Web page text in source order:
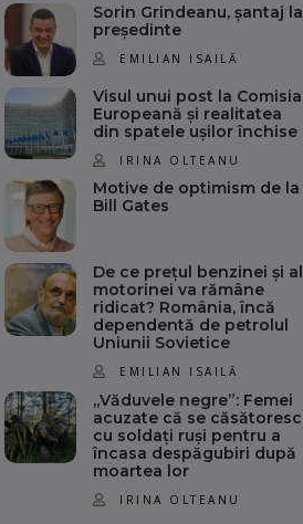
Sorin Grindeanu, șantaj la
președinte
EMILIAN ISAILĂ
Visul unui post la Comisia
Europeană și realitatea
din spatele ușilor închise
IRINA OLTEANU
Motive de optimism de la
Bill Gates
De ce prețul benzinei și al
motorinei va rămâne
ridicat? România, încă
dependentă de petrolul
Uniunii Sovietice
EMILIAN ISAILĂ
„Văduvele negre”: Femei
acuzate că se căsătoresc
cu soldați ruși pentru a
încasa despăgubiri după
moartea lor
IRINA OLTEANU